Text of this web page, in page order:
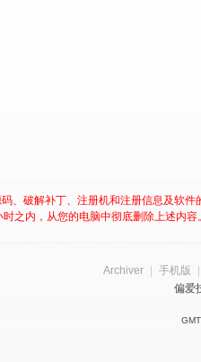
、破解补丁、注册机和注册信息及软
之内，从您的电脑中彻底删除上述内
Archiver 手机版
偏爱